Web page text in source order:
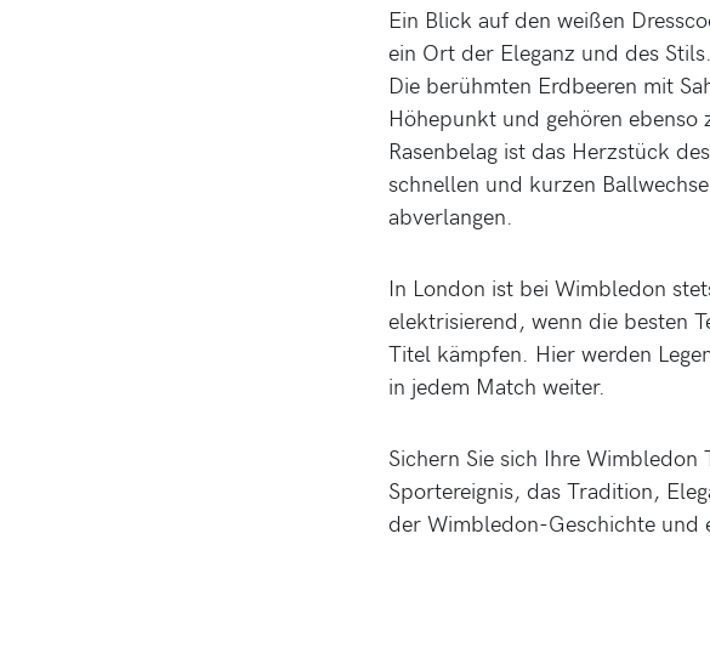
Ein Blick auf den weißen
ein Ort der Eleganz und des
Die berühmten Erdbeeren mit
Höhepunkt und gehören
Rasenbelag ist das Herzstück
schnellen und kurzen
abverlangen.
In London ist bei Wimbledon
elektrisierend, wenn die besten
Titel kämpfen. Hier werden
in jedem Match weiter.
Sichern Sie sich Ihre
Sportereignis, das Tradition,
der Wimbledon-Geschichte und